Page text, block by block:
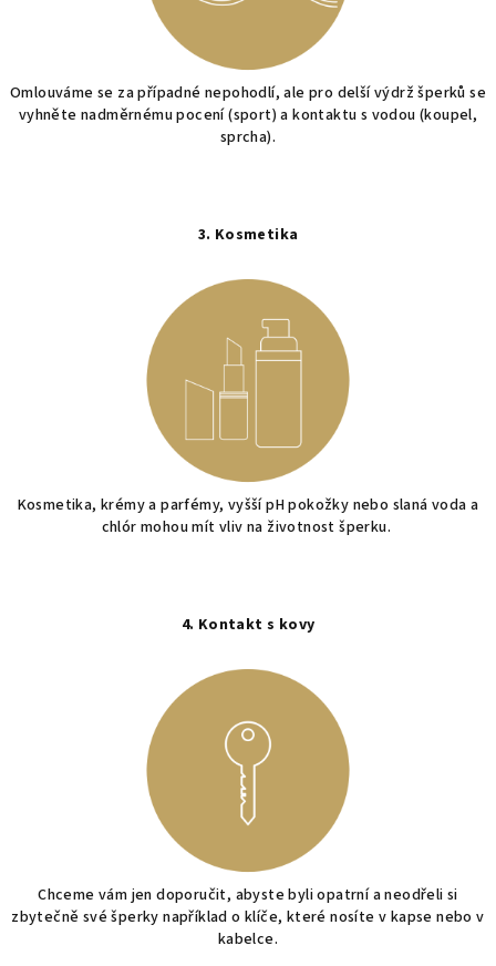
Omlouváme se za případné nepohodlí, ale pro delší výdrž šperků se
vyhněte nadměrnému pocení (sport) a kontaktu s vodou (koupel,
sprcha).
3. Kosmetika
Kosmetika, krémy a parfémy, vyšší pH pokožky nebo slaná voda a
chlór mohou mít vliv na životnost šperku.
4. Kontakt s kovy
Chceme vám jen doporučit, abyste byli opatrní a neodřeli si
zbytečně své šperky například o klíče, které nosíte v kapse nebo v
kabelce.